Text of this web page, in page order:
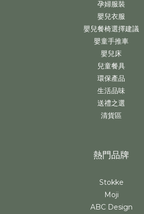
孕婦服裝
嬰兒衣服
嬰兒餐椅選擇建議
嬰童手推車
嬰兒床
兒童餐具
環保產品
生活品味
送禮之選
清貨區
熱門品牌
Stokke
Moji
ABC Design